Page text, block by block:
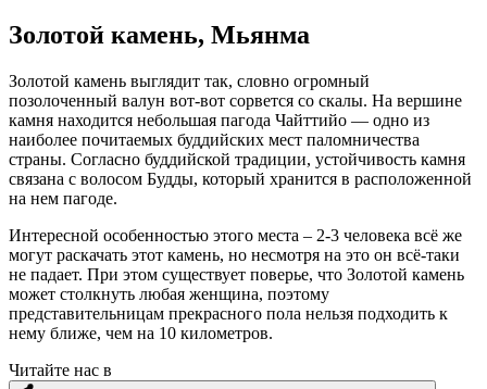
Золотой камень, Мьянма
Золотой камень выглядит так, словно огромный
позолоченный валун вот-вот сорвется со скалы. На вершине
камня находится небольшая пагода Чайттийо — одно из
наиболее почитаемых буддийских мест паломничества
страны. Согласно буддийской традиции, устойчивость камня
связана с волосом Будды, который хранится в расположенной
на нем пагоде.
Интересной особенностью этого места – 2-3 человека всё же
могут раскачать этот камень, но несмотря на это он всё-таки
не падает. При этом существует поверье, что Золотой камень
может столкнуть любая женщина, поэтому
представительницам прекрасного пола нельзя подходить к
нему ближе, чем на 10 километров.
Читайте нас в